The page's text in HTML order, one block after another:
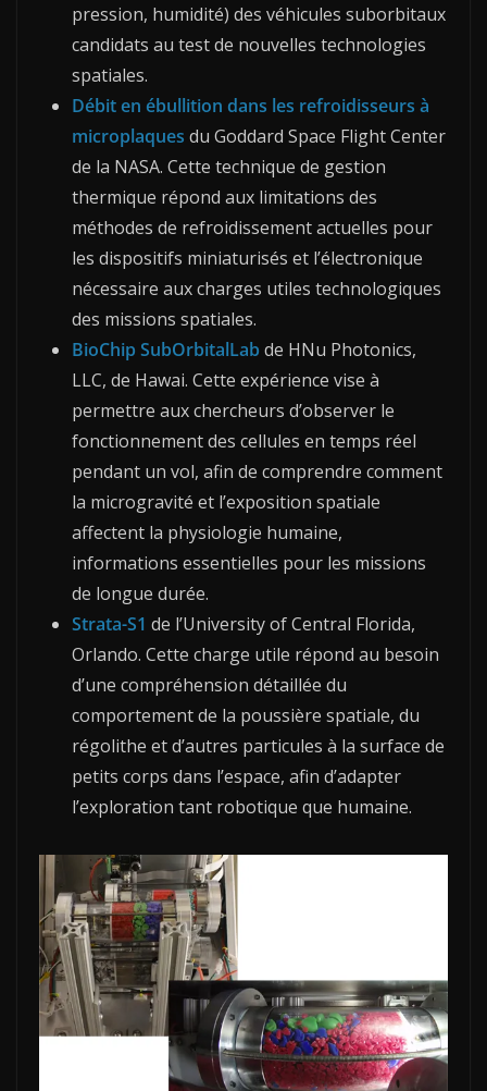
pression, humidité) des véhicules suborbitaux
candidats au test de nouvelles technologies
spatiales.
Débit en ébullition dans les refroidisseurs à
microplaques du Goddard Space Flight Center
de la NASA. Cette technique de gestion
thermique répond aux limitations des
méthodes de refroidissement actuelles pour
les dispositifs miniaturisés et l’électronique
nécessaire aux charges utiles technologiques
des missions spatiales.
BioChip SubOrbitalLab de HNu Photonics,
LLC, de Hawai. Cette expérience vise à
permettre aux chercheurs d’observer le
fonctionnement des cellules en temps réel
pendant un vol, afin de comprendre comment
la microgravité et l’exposition spatiale
affectent la physiologie humaine,
informations essentielles pour les missions
de longue durée.
Strata-S1 de l’University of Central Florida,
Orlando. Cette charge utile répond au besoin
d’une compréhension détaillée du
comportement de la poussière spatiale, du
régolithe et d’autres particules à la surface de
petits corps dans l’espace, afin d’adapter
l’exploration tant robotique que humaine.